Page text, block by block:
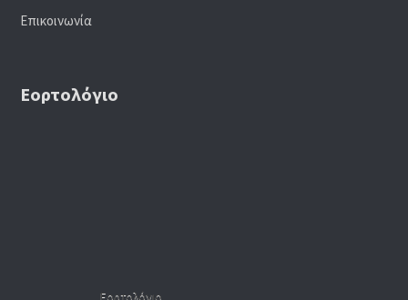
Επικοινωνία
Εορτολόγιο
Εορτολόγιο